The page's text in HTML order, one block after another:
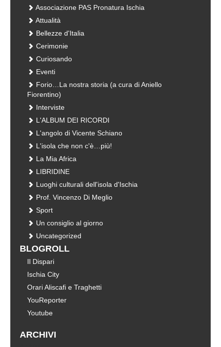
Associazione PAS Pronatura Ischia
Attualità
Bellezze d'Italia
Cerimonie
Curiosando
Eventi
Forio…La nostra storia (a cura di Aniello
Fiorentino)
Interviste
L'ALBUM DEI RICORDI
L'angolo di Vicente Schiano
L'isola che non c'è…più!
La Mia Africa
LIBRIDINE
Luoghi culturali dell'isola d'Ischia
Prof. Vincenzo Di Meglio
Sport
Un consiglio al giorno
Uncategorized
BLOGROLL
Il Dispari
Ischia City
Orari Aliscafi e Traghetti
YouReporter
Youtube
ARCHIVI